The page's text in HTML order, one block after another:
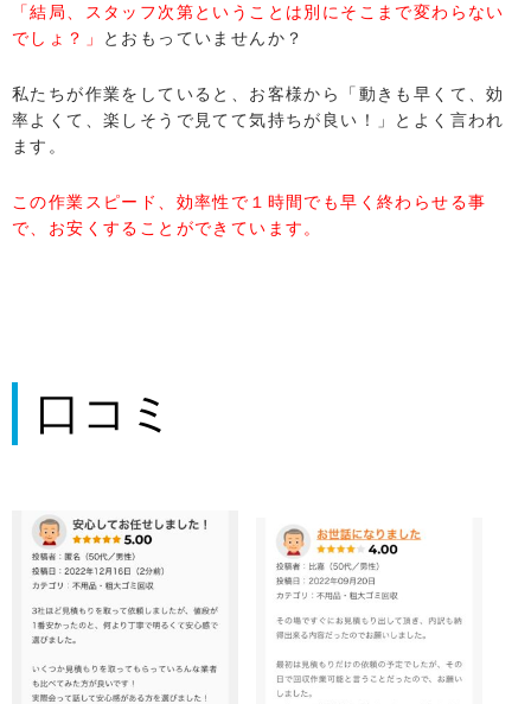
「結局、スタッフ次第ということは別にそこまで変わらない
でしょ？」
とおもっていませんか？
私たちが作業をしていると、お客様から「動きも早くて、効
率よくて、楽しそうで見てて気持ちが良い！」とよく言われ
ます。
この作業スピード、効率性で１時間でも早く終わらせる事
で、お安くすることができています。
口コミ